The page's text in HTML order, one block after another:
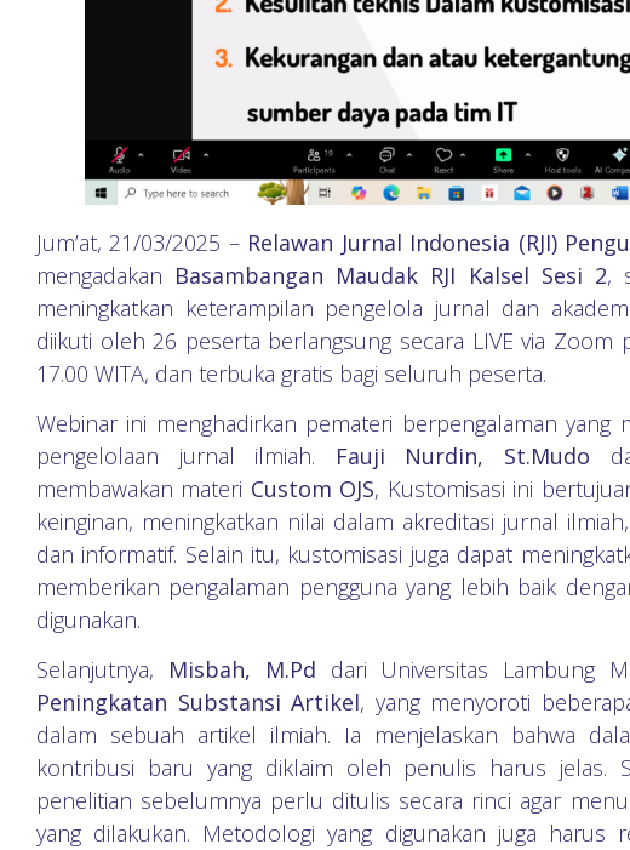
Jum’at, 21/03/2025 – Relawan Jurnal Indonesia (RJI)
mengadakan Basambangan Maudak RJI Kalsel Sesi 2,
meningkatkan keterampilan pengelola jurnal dan
diikuti oleh 26 peserta berlangsung secara LIVE via Zoom
17.00 WITA, dan terbuka gratis bagi seluruh peserta.
Webinar ini menghadirkan pemateri berpengalaman yang
pengelolaan jurnal ilmiah. Fauji Nurdin, St.Mudo
membawakan materi Custom OJS, Kustomisasi ini
keinginan, meningkatkan nilai dalam akreditasi jurnal
dan informatif. Selain itu, kustomisasi juga dapat
memberikan pengalaman pengguna yang lebih baik
digunakan.
Selanjutnya, Misbah, M.Pd dari Universitas Lambung
Peningkatan Substansi Artikel, yang menyoroti
dalam sebuah artikel ilmiah. Ia menjelaskan bahwa
kontribusi baru yang diklaim oleh penulis harus jelas.
penelitian sebelumnya perlu ditulis secara rinci agar
yang dilakukan. Metodologi yang digunakan juga harus